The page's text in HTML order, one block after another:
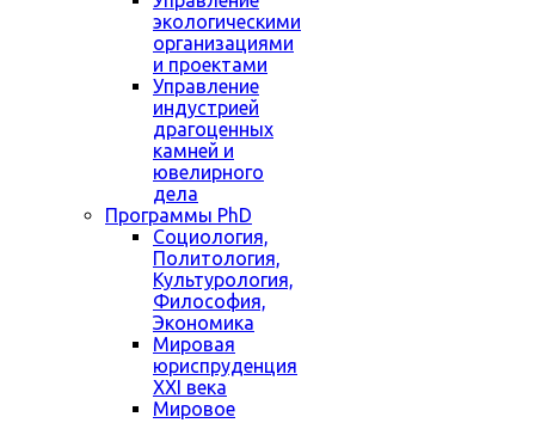
экологическими
организациями
и проектами
Управление
индустрией
драгоценных
камней и
ювелирного
дела
Программы PhD
Социология,
Политология,
Культурология,
Философия,
Экономика
Мировая
юриспруденция
XXI века
Мировое